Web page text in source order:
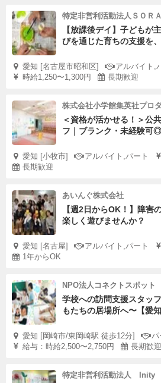
特定非営利活動法人ＳＯＲＡ
【放課後デイ】子どもが
びを通じた育ちの支援を
愛知 [名古屋市昭和区]
アルバイト,
時給1,250〜1,300円
長期歓迎
株式会社小学館集英社プロ
＜資格が活かせる！＞公
フ｜ブランク・未経験可
愛知 [小牧市] アルバイト,パート
長期歓迎
あいんぐ株式会社
【週2日からOK！】障害
楽しく遊びませんか？
愛知 [名古屋] アルバイト,パート
1年からOK
NPO法人コネクトスポット
学校への訪問支援スタッ
もたちの居場所へ〜【愛知
愛知 [岡崎市/東岡崎駅 徒歩12分]
パ
給与：時給2,500〜2,750円
長期歓迎
特定非営利活動法人 Inity